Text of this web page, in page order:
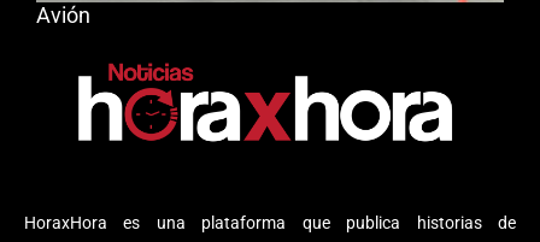
HoraxHora es una plataforma que publica historias de
Avión